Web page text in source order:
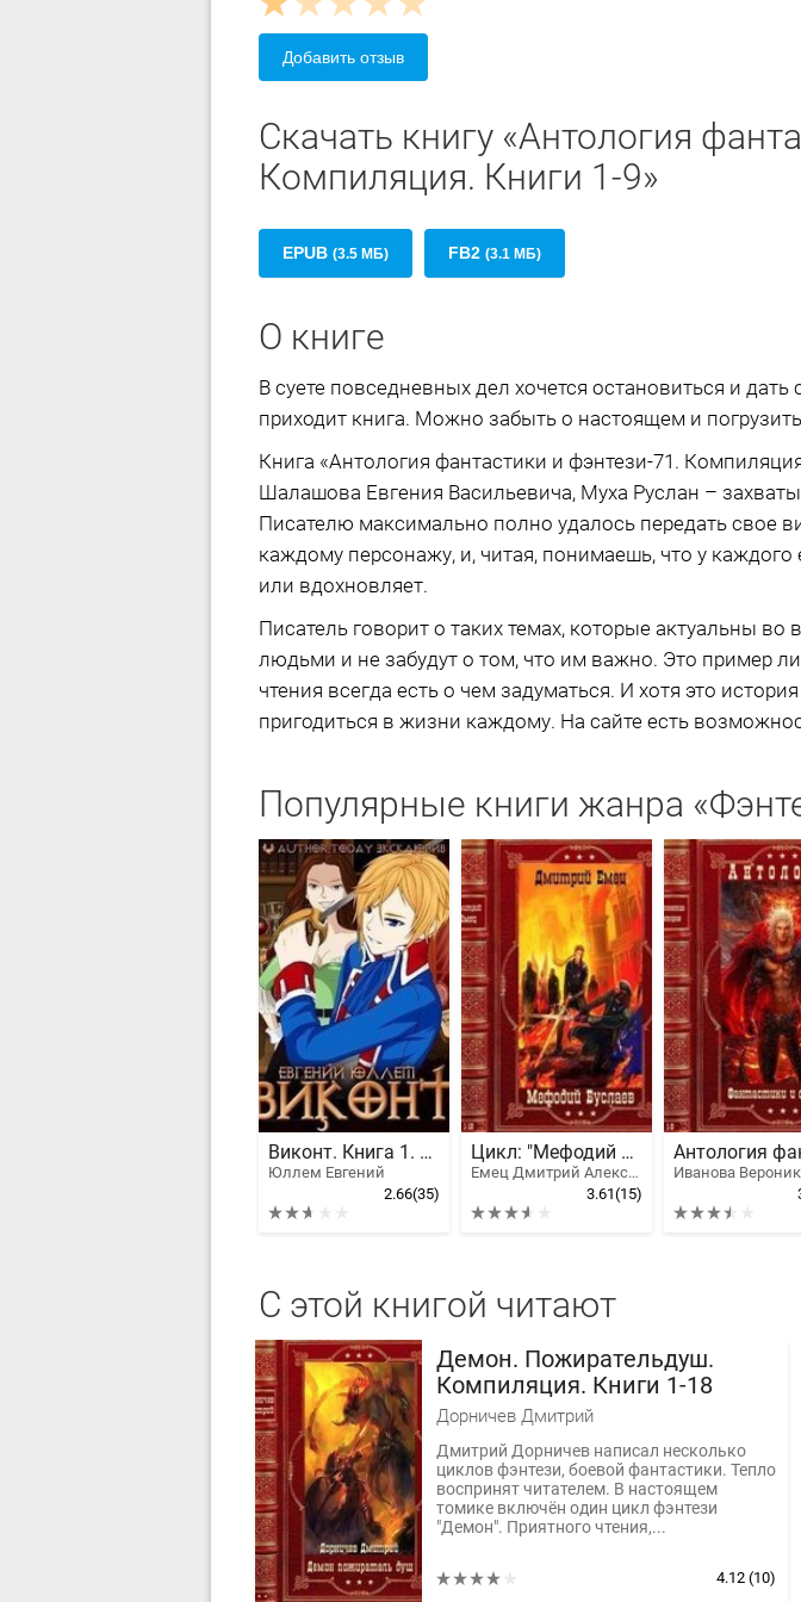
Добавить отзыв
Скачать книгу «Антология
Компиляция. Книги 1-9»
EPUB (3.5 МБ) FB2 (3.1 МБ)
О книге
В суете повседневных дел хочется остановиться и
приходит книга. Можно забыть о настоящем и
Книга «Антология фантастики и фэнтези-71.
Шалашова Евгения Васильевича, Муха Руслан –
Писателю максимально полно удалось передать свое
каждому персонажу, и, читая, понимаешь, что у каждого
или вдохновляет.
Писатель говорит о таких темах, которые актуальны
людьми и не забудут о том, что им важно. Это пример
чтения всегда есть о чем задуматься. И хотя это
пригодиться в жизни каждому. На сайте есть
Популярные книги жанра
Виконт. Книга 1. Второе рождение
Юллем Евгений
2.66(35)
Цикл: "Мефодий Буслаев". Компиляция. Книги 1-19
Емец Дмитрий Александрович
3.61(15)
С этой книгой читают
Демон. Пожирательдуш.
Компиляция. Книги 1-18
Дорничев Дмитрий
Дмитрий Дорничев написал несколько
циклов фэнтези, боевой фантастики. Тепло
воспринят читателем. В настоящем
томике включён один цикл фэнтези
"Демон". Приятного чтения,...
4.12 (10)